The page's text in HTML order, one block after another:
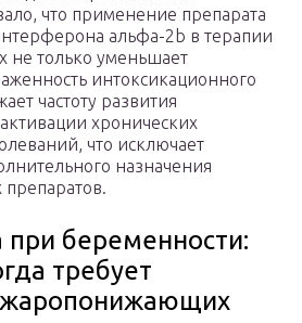
что применение препарата
альфа-2b в терапии
только уменьшает
интоксикационного
частоту развития
хронических
что исключает
назначения
при беременности:
требует